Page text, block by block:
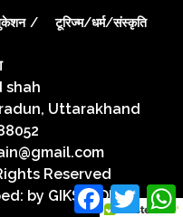
टूरिज्म/धर्म/संस्कृति
shah
Uttarakhand
Reserved
by GIKS INDIAFacebook